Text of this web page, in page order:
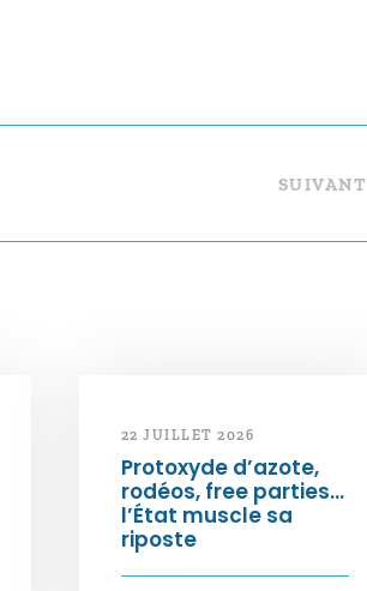
SUIVANT
22 JUILLET 2026
Protoxyde d’azote,
rodéos, free parties…
l’État muscle sa
riposte